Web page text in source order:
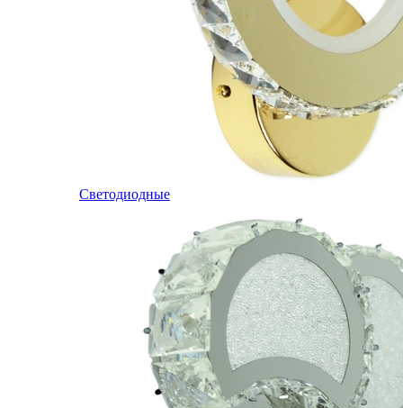
Светодиодные